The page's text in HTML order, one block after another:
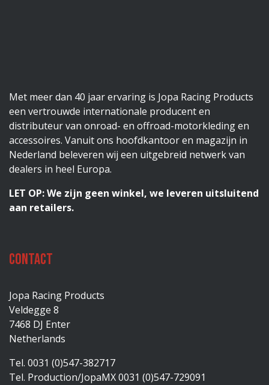
Met meer dan 40 jaar ervaring is Jopa Racing Products
een vertrouwde internationale producent en
distributeur van onroad- en offroad-motorkleding en
accessoires. Vanuit ons hoofdkantoor en magazijn in
Nederland beleveren wij een uitgebreid netwerk van
dealers in heel Europa.
LET OP: We zijn geen winkel, we leveren uitsluitend
aan retailers.
Contact
Jopa Racing Products
Veldegge 8
7468 DJ Enter
Netherlands
Tel. 0031 (0)547-382717
Tel. Production/JopaMX 0031 (0)547-729091